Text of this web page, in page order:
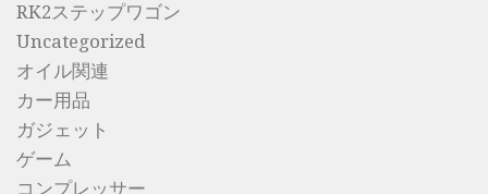
RK2ステップワゴン
Uncategorized
オイル関連
カー用品
ガジェット
ゲーム
コンプレッサー